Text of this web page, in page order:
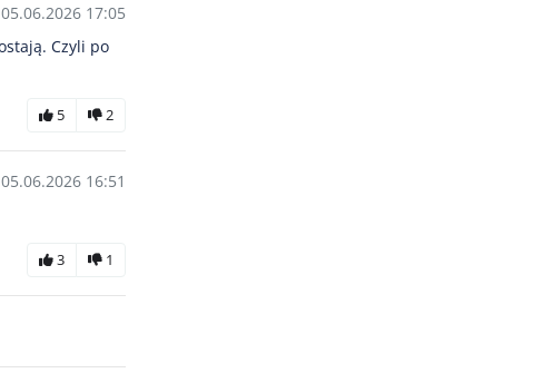
17:05
Czyli po
5 2
16:51
3 1